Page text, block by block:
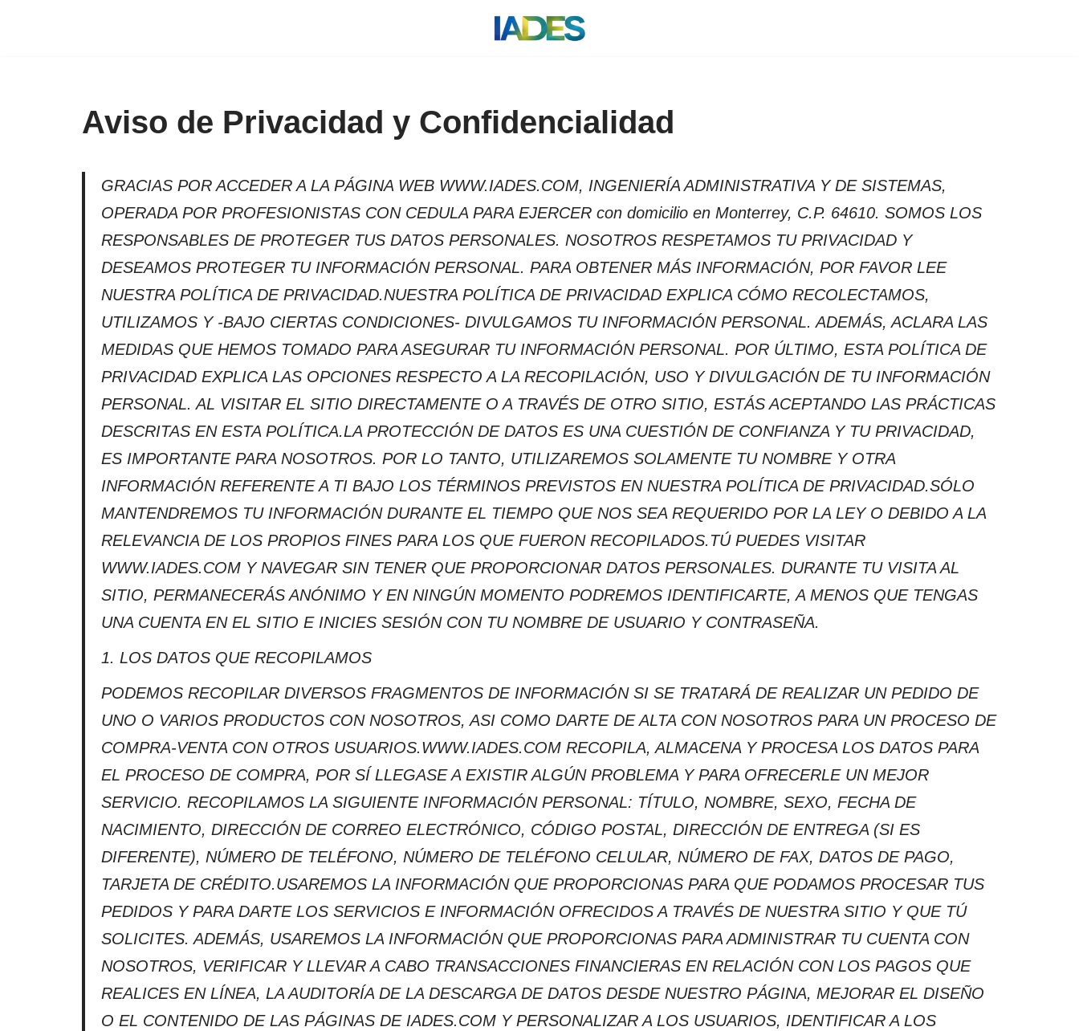
Aviso de Privacidad y Confidencialidad
GRACIAS POR ACCEDER A LA PÁGINA WEB WWW.IADES.COM, INGENIERÍA ADMINISTRATIVA Y DE SISTEMAS,
OPERADA POR PROFESIONISTAS CON CEDULA PARA EJERCER con domicilio en Monterrey, C.P. 64610. SOMOS LOS
RESPONSABLES DE PROTEGER TUS DATOS PERSONALES. NOSOTROS RESPETAMOS TU PRIVACIDAD Y
DESEAMOS PROTEGER TU INFORMACIÓN PERSONAL. PARA OBTENER MÁS INFORMACIÓN, POR FAVOR LEE
NUESTRA POLÍTICA DE PRIVACIDAD.NUESTRA POLÍTICA DE PRIVACIDAD EXPLICA CÓMO RECOLECTAMOS,
UTILIZAMOS Y -BAJO CIERTAS CONDICIONES- DIVULGAMOS TU INFORMACIÓN PERSONAL. ADEMÁS, ACLARA LAS
MEDIDAS QUE HEMOS TOMADO PARA ASEGURAR TU INFORMACIÓN PERSONAL. POR ÚLTIMO, ESTA POLÍTICA DE
PRIVACIDAD EXPLICA LAS OPCIONES RESPECTO A LA RECOPILACIÓN, USO Y DIVULGACIÓN DE TU INFORMACIÓN
PERSONAL. AL VISITAR EL SITIO DIRECTAMENTE O A TRAVÉS DE OTRO SITIO, ESTÁS ACEPTANDO LAS PRÁCTICAS
DESCRITAS EN ESTA POLÍTICA.LA PROTECCIÓN DE DATOS ES UNA CUESTIÓN DE CONFIANZA Y TU PRIVACIDAD,
ES IMPORTANTE PARA NOSOTROS. POR LO TANTO, UTILIZAREMOS SOLAMENTE TU NOMBRE Y OTRA
INFORMACIÓN REFERENTE A TI BAJO LOS TÉRMINOS PREVISTOS EN NUESTRA POLÍTICA DE PRIVACIDAD.SÓLO
MANTENDREMOS TU INFORMACIÓN DURANTE EL TIEMPO QUE NOS SEA REQUERIDO POR LA LEY O DEBIDO A LA
RELEVANCIA DE LOS PROPIOS FINES PARA LOS QUE FUERON RECOPILADOS.TÚ PUEDES VISITAR
WWW.IADES.COM Y NAVEGAR SIN TENER QUE PROPORCIONAR DATOS PERSONALES. DURANTE TU VISITA AL
SITIO, PERMANECERÁS ANÓNIMO Y EN NINGÚN MOMENTO PODREMOS IDENTIFICARTE, A MENOS QUE TENGAS
UNA CUENTA EN EL SITIO E INICIES SESIÓN CON TU NOMBRE DE USUARIO Y CONTRASEÑA.
1. LOS DATOS QUE RECOPILAMOS
PODEMOS RECOPILAR DIVERSOS FRAGMENTOS DE INFORMACIÓN SI SE TRATARÁ DE REALIZAR UN PEDIDO DE
UNO O VARIOS PRODUCTOS CON NOSOTROS, ASI COMO DARTE DE ALTA CON NOSOTROS PARA UN PROCESO DE
COMPRA-VENTA CON OTROS USUARIOS.WWW.IADES.COM RECOPILA, ALMACENA Y PROCESA LOS DATOS PARA
EL PROCESO DE COMPRA, POR SÍ LLEGASE A EXISTIR ALGÚN PROBLEMA Y PARA OFRECERLE UN MEJOR
SERVICIO. RECOPILAMOS LA SIGUIENTE INFORMACIÓN PERSONAL: TÍTULO, NOMBRE, SEXO, FECHA DE
NACIMIENTO, DIRECCIÓN DE CORREO ELECTRÓNICO, CÓDIGO POSTAL, DIRECCIÓN DE ENTREGA (SI ES
DIFERENTE), NÚMERO DE TELÉFONO, NÚMERO DE TELÉFONO CELULAR, NÚMERO DE FAX, DATOS DE PAGO,
TARJETA DE CRÉDITO.USAREMOS LA INFORMACIÓN QUE PROPORCIONAS PARA QUE PODAMOS PROCESAR TUS
PEDIDOS Y PARA DARTE LOS SERVICIOS E INFORMACIÓN OFRECIDOS A TRAVÉS DE NUESTRA SITIO Y QUE TÚ
SOLICITES. ADEMÁS, USAREMOS LA INFORMACIÓN QUE PROPORCIONAS PARA ADMINISTRAR TU CUENTA CON
NOSOTROS, VERIFICAR Y LLEVAR A CABO TRANSACCIONES FINANCIERAS EN RELACIÓN CON LOS PAGOS QUE
REALICES EN LÍNEA, LA AUDITORÍA DE LA DESCARGA DE DATOS DESDE NUESTRO PÁGINA, MEJORAR EL DISEÑO
O EL CONTENIDO DE LAS PÁGINAS DE IADES.COM Y PERSONALIZAR A LOS USUARIOS, IDENTIFICAR A LOS